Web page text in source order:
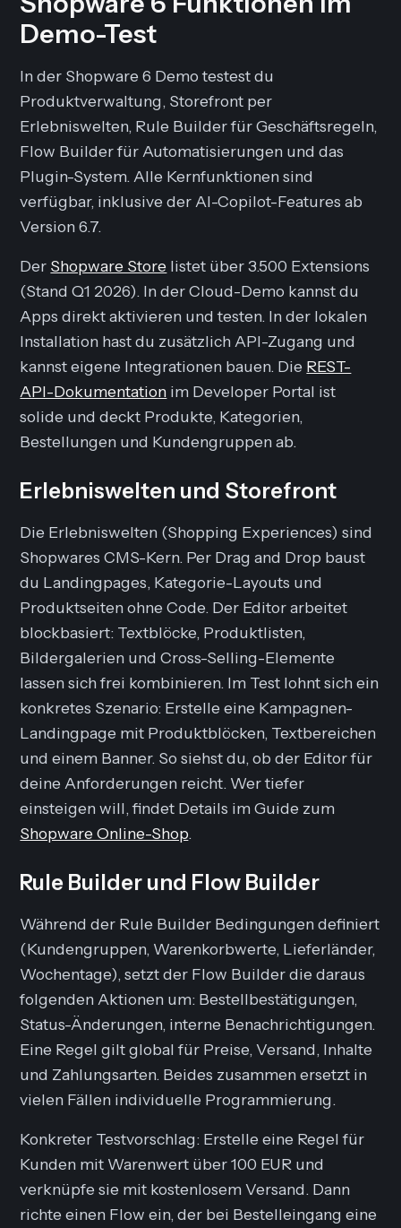
Demo-Test
In der Shopware 6 Demo testest du
Produktverwaltung, Storefront per
Erlebniswelten, Rule Builder für Geschäftsregeln,
Flow Builder für Automatisierungen und das
Plugin-System. Alle Kernfunktionen sind
verfügbar, inklusive der AI-Copilot-Features ab
Version 6.7.
Der Shopware Store listet über 3.500 Extensions
(Stand Q1 2026). In der Cloud-Demo kannst du
Apps direkt aktivieren und testen. In der lokalen
Installation hast du zusätzlich API-Zugang und
kannst eigene Integrationen bauen. Die REST-
API-Dokumentation im Developer Portal ist
solide und deckt Produkte, Kategorien,
Bestellungen und Kundengruppen ab.
Erlebniswelten und Storefront
Die Erlebniswelten (Shopping Experiences) sind
Shopwares CMS-Kern. Per Drag and Drop baust
du Landingpages, Kategorie-Layouts und
Produktseiten ohne Code. Der Editor arbeitet
blockbasiert: Textblöcke, Produktlisten,
Bildergalerien und Cross-Selling-Elemente
lassen sich frei kombinieren. Im Test lohnt sich ein
konkretes Szenario: Erstelle eine Kampagnen-
Landingpage mit Produktblöcken, Textbereichen
und einem Banner. So siehst du, ob der Editor für
deine Anforderungen reicht. Wer tiefer
einsteigen will, findet Details im Guide zum
Shopware Online-Shop.
Rule Builder und Flow Builder
Während der Rule Builder Bedingungen definiert
(Kundengruppen, Warenkorbwerte, Lieferländer,
Wochentage), setzt der Flow Builder die daraus
folgenden Aktionen um: Bestellbestätigungen,
Status-Änderungen, interne Benachrichtigungen.
Eine Regel gilt global für Preise, Versand, Inhalte
und Zahlungsarten. Beides zusammen ersetzt in
vielen Fällen individuelle Programmierung.
Konkreter Testvorschlag: Erstelle eine Regel für
Kunden mit Warenwert über 100 EUR und
verknüpfe sie mit kostenlosem Versand. Dann
richte einen Flow ein, der bei Bestelleingang eine